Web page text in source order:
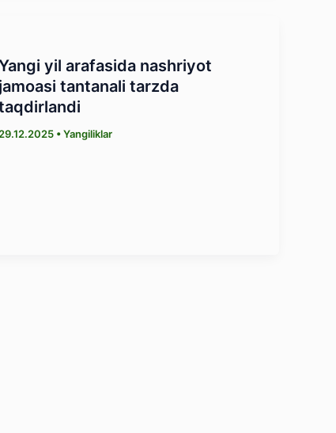
yil arafasida nashriyot
jamoasi tantanali tarzda
29.12.2025 •Yangiliklar